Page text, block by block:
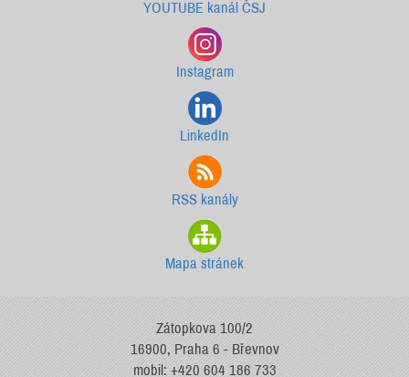
YOUTUBE kanál ČSJ
Instagram
LinkedIn
RSS kanály
Mapa stránek
Zátopkova 100/2
16900, Praha 6 - Břevnov
mobil: +420 604 186 733